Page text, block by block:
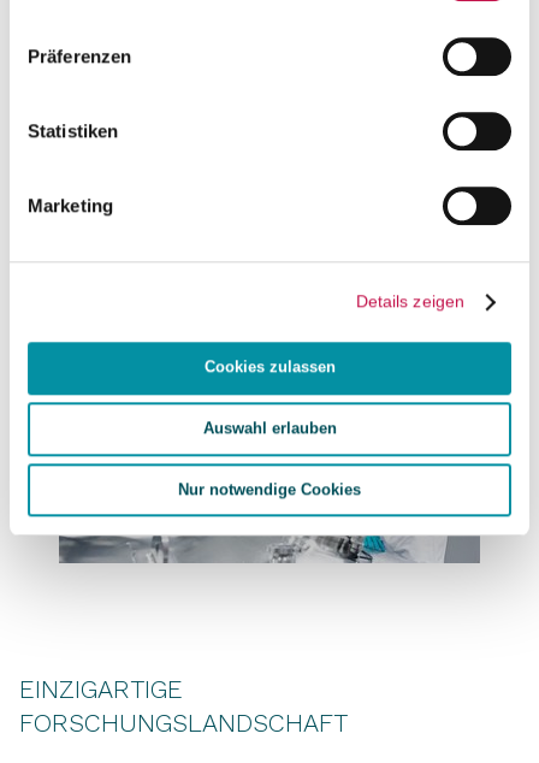
Präferenzen
Statistiken
Marketing
Details zeigen
Cookies zulassen
Auswahl erlauben
Nur notwendige Cookies
Knowhow eröffnen die Akteure der
Region zwischen Ulm und Bodensee
für Erkrankte weltweit.
WAS WIR TUN
EINZIGARTIGE
FORSCHUNGSLANDSCHAFT